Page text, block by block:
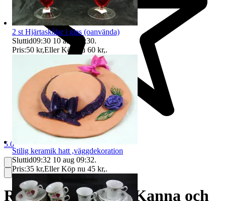
5.0
Rörstrand Gisela , Kanna och
2 st Hjärtaskålar i glas (oanvända)
Sluttid09:30 10 aug 09:30.
Pris:50 kr,Eller Köp nu 60 kr,.
Stilig keramik hatt ,väggdekoration
Sluttid09:32 10 aug 09:32.
Pris:35 kr,Eller Köp nu 45 kr,.